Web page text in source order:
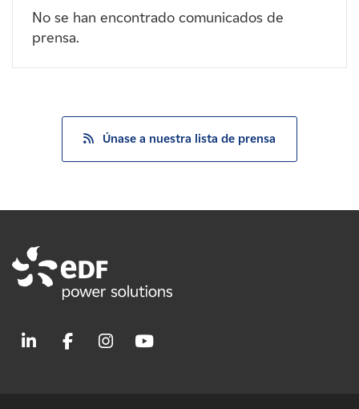
Afiliados
No se han encontrado comunicados de
prensa.
Únase a nuestra lista de prensa